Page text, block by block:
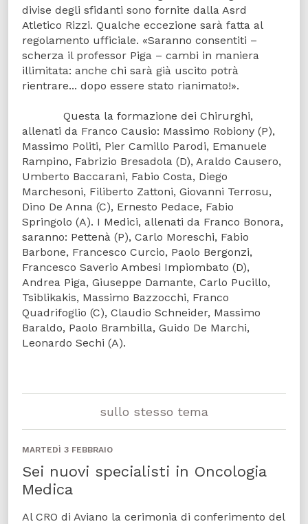
divise degli sfidanti sono fornite dalla Asrd
Atletico Rizzi. Qualche eccezione sarà fatta al
regolamento ufficiale. «Saranno consentiti –
scherza il professor Piga – cambi in maniera
illimitata: anche chi sarà già uscito potrà
rientrare... dopo essere stato rianimato!».
Questa la formazione dei Chirurghi,
allenati da Franco Causio: Massimo Robiony (P),
Massimo Politi, Pier Camillo Parodi, Emanuele
Rampino, Fabrizio Bresadola (D), Araldo Causero,
Umberto Baccarani, Fabio Costa, Diego
Marchesoni, Filiberto Zattoni, Giovanni Terrosu,
Dino De Anna (C), Ernesto Pedace, Fabio
Springolo (A). I Medici, allenati da Franco Bonora,
saranno: Pettenà (P), Carlo Moreschi, Fabio
Barbone, Francesco Curcio, Paolo Bergonzi,
Francesco Saverio Ambesi Impiombato (D),
Andrea Piga, Giuseppe Damante, Carlo Pucillo,
Tsiblikakis, Massimo Bazzocchi, Franco
Quadrifoglio (C), Claudio Schneider, Massimo
Baraldo, Paolo Brambilla, Guido De Marchi,
Leonardo Sechi (A).
sullo stesso tema
MARTEDÌ 3 FEBBRAIO
Sei nuovi specialisti in Oncologia
Medica
Al CRO di Aviano la cerimonia di conferimento del